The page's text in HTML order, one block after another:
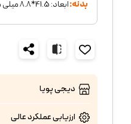
بدنه:ابعاد: 41.5*8.8 میلی متر
دیجی پویا
ارزیابی عملکردعالی